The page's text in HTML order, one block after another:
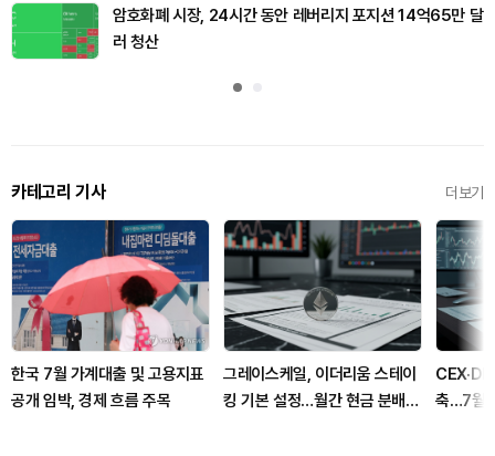
암호화폐 시장, 24시간 동안 레버리지 포지션 14억65만 달
러 청산
카테고리 기사 더보기
한국 7월 가계대출 및 고용지표
공개 임박, 경제 흐름 주목
그레이스케일, 이더리움 스테이
킹 기본 설정…월간 현금 분배로
축…7월